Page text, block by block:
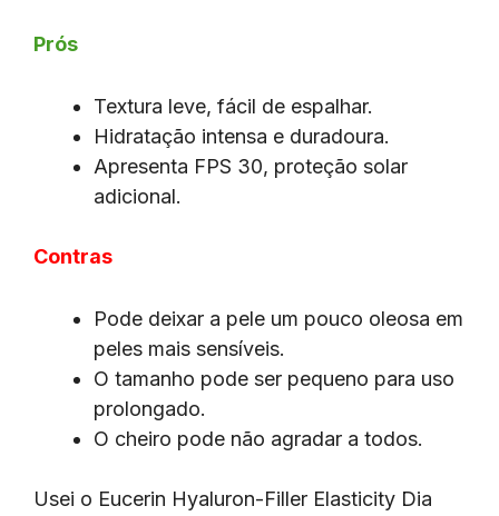
Prós
Textura leve, fácil de espalhar.
Hidratação intensa e duradoura.
Apresenta FPS 30, proteção solar
adicional.
Contras
Pode deixar a pele um pouco oleosa em
peles mais sensíveis.
O tamanho pode ser pequeno para uso
prolongado.
O cheiro pode não agradar a todos.
Usei o Eucerin Hyaluron-Filler Elasticity Dia